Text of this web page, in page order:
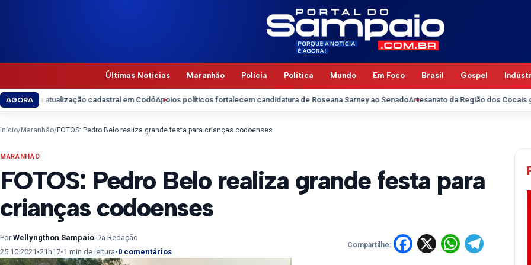
Últimas Notícias Maranhão Polícia Política Mundo Em Foco Brasil Gospel
AGORAcadastral em CodóApoios políticos fortalecem candidatura de Roseana Sarney ao SenadoArtesanato da Região dos Cocais ganha destaque
Início/Maranhão/FOTOS: Pedro Belo realiza grande festa para crianças codoenses
MARANHÃO
FOTOS: Pedro Belo realiza grande festa para
crianças codoenses
PorWellyngthon Sampaio|Da Redação
25.10.2021 •21h17•1 min de leitura•0 comentários
Compartilhe: Facebook
X